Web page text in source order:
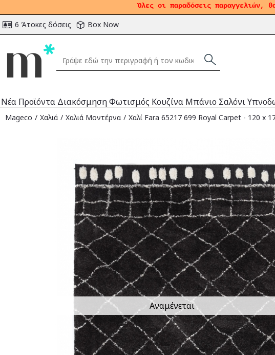
Όλες οι παραδόσεις παραγγελιών,
6 Άτοκες δόσεις Box Now
Νέα Προϊόντα ΔιακόσμησηΦωτισμός Κουζίνα Μπάνιο Σαλόνι
Mageco Χαλιά Χαλιά Μοντέρνα Χαλί Fara 65217 699 Royal Carpet - 120 x
Αναμένεται